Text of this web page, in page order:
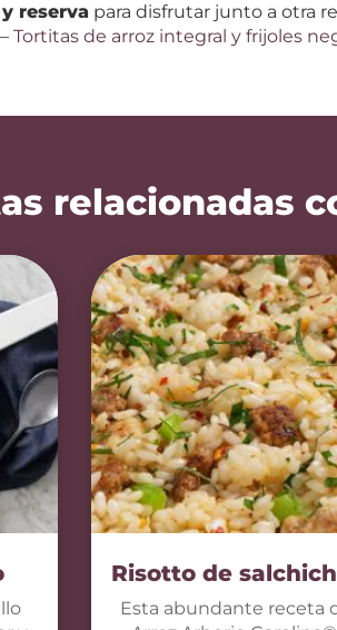
reserva para disfrutar junto a otra
Tortitas de arroz integral y frijoles
relacionadas
Risotto de
Esta abundante receta